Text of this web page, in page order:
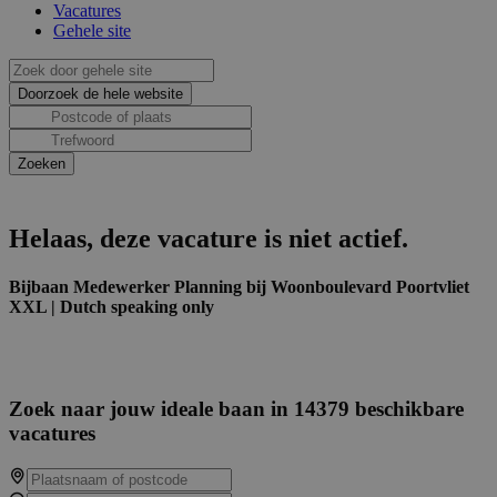
Vacatures
Gehele site
Helaas, deze vacature is niet actief.
Bijbaan Medewerker Planning bij Woonboulevard Poortvliet
XXL | Dutch speaking only
Zoek naar jouw ideale baan in 14379 beschikbare
vacatures